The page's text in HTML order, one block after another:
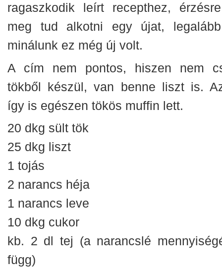
ragaszkodik leírt recepthez,
meg tud alkotni egy újat,
minálunk ez még új volt.
A cím nem pontos, hiszen nem
tökből készül, van benne liszt is.
így is egészen tökös muffin lett.
20 dkg sült tök
25 dkg liszt
1 tojás
2 narancs héja
1 narancs leve
10 dkg cukor
kb. 2 dl tej (a narancslé
függ)